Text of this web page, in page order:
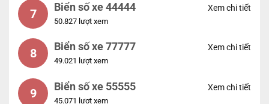
7 Biển số xe 44444
50.827 lượt xem
Xem chi tiết
8 Biển số xe 77777
49.021 lượt xem
Xem chi tiết
9 Biển số xe 55555
45.071 lượt xem
Xem chi tiết